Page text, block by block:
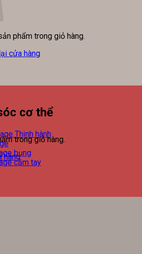
phẩm trong giỏ hàng.
cửa hàng
trong giỏ hàng.
hàng
cơ thể
bụng
cầm tay